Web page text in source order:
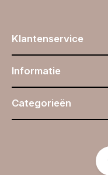
Klantenservice
Informatie
Categorieën